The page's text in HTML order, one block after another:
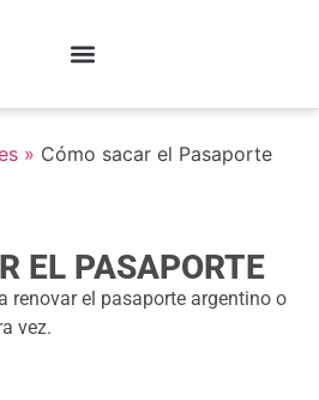
» Cómo sacar el Pasaporte
EL PASAPORTE
renovar el pasaporte argentino o
vez.